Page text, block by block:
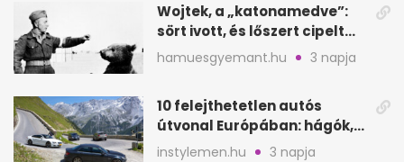
Wojtek, a „katonamedve”:
sört ivott, és lőszert cipelt
Monte Cassinónál
hamuesgyemant.hu 3 napja
10 felejthetetlen autós
útvonal Európában: hágók,
partok, fjordok
instylemen.hu 3 napja